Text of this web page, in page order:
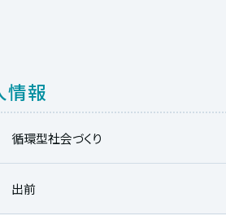
情報
循環型社会づくり
出前